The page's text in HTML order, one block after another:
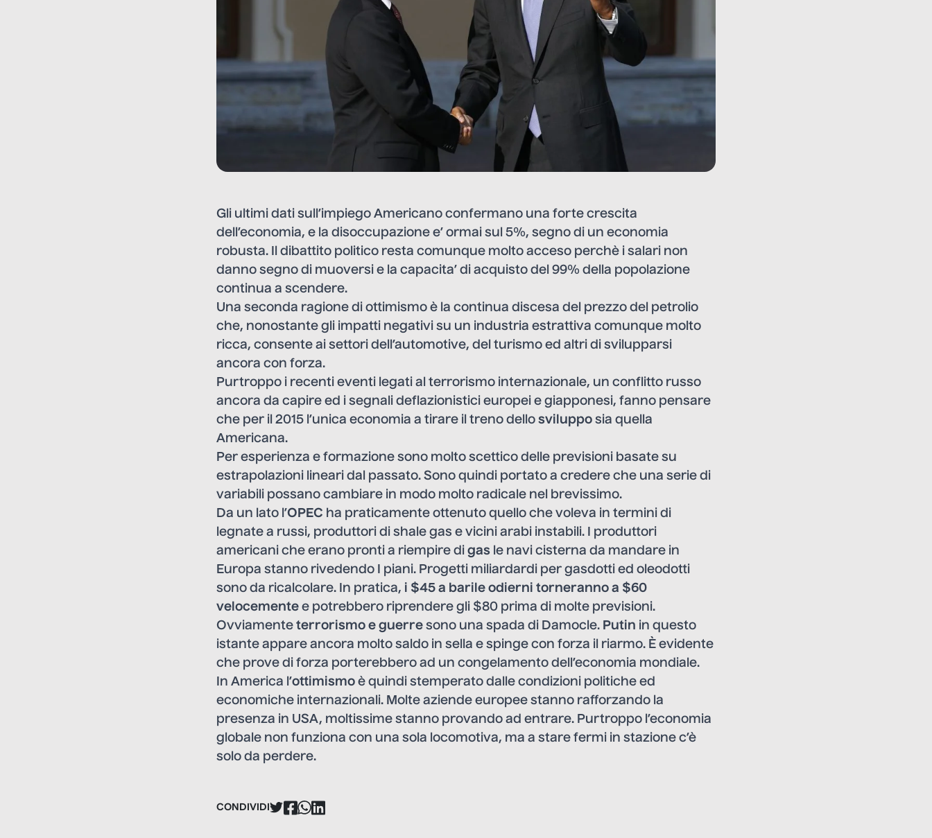
Gli ultimi dati sull’impiego Americano confermano una forte crescita
dell’economia, e la disoccupazione e’ ormai sul 5%, segno di un economia
robusta. Il dibattito politico resta comunque molto acceso perchè i salari non
danno segno di muoversi e la capacita’ di acquisto del 99% della popolazione
continua a scendere.
Una seconda ragione di ottimismo è la continua discesa del prezzo del petrolio
che, nonostante gli impatti negativi su un industria estrattiva comunque molto
ricca, consente ai settori dell’automotive, del turismo ed altri di svilupparsi
ancora con forza.
Purtroppo i recenti eventi legati al terrorismo internazionale, un conflitto russo
ancora da capire ed i segnali deflazionistici europei e giapponesi, fanno pensare
che per il 2015 l’unica economia a tirare il treno dello sviluppo sia quella
Americana.
Per esperienza e formazione sono molto scettico delle previsioni basate su
estrapolazioni lineari dal passato. Sono quindi portato a credere che una serie di
variabili possano cambiare in modo molto radicale nel brevissimo.
Da un lato l’OPEC ha praticamente ottenuto quello che voleva in termini di
legnate a russi, produttori di shale gas e vicini arabi instabili. I produttori
americani che erano pronti a riempire di gas le navi cisterna da mandare in
Europa stanno rivedendo I piani. Progetti miliardardi per gasdotti ed oleodotti
sono da ricalcolare. In pratica, i $45 a barile odierni torneranno a $60
velocemente e potrebbero riprendere gli $80 prima di molte previsioni.
Ovviamente terrorismo e guerre sono una spada di Damocle. Putin in questo
istante appare ancora molto saldo in sella e spinge con forza il riarmo. È evidente
che prove di forza porterebbero ad un congelamento dell’economia mondiale.
In America l’ottimismo è quindi stemperato dalle condizioni politiche ed
economiche internazionali. Molte aziende europee stanno rafforzando la
presenza in USA, moltissime stanno provando ad entrare. Purtroppo l’economia
globale non funziona con una sola locomotiva, ma a stare fermi in stazione c’è
solo da perdere.
CONDIVIDI